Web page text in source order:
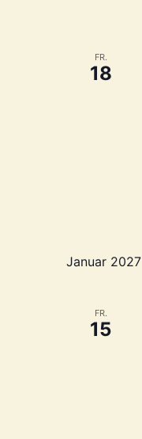
FR.
18
Januar 2027
FR.
15